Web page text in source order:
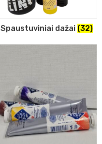
Spaustuviniai dažai (32)